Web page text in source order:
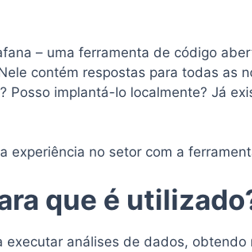
– uma ferramenta de código
contém respostas para todas as
Posso implantá-lo localmente? Já
experiência no setor com a
que é
análises de dados, obtendo